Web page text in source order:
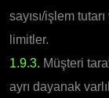
sayısı/işlem
limitler.
1.9.3. Müşteri
ayrı dayanak